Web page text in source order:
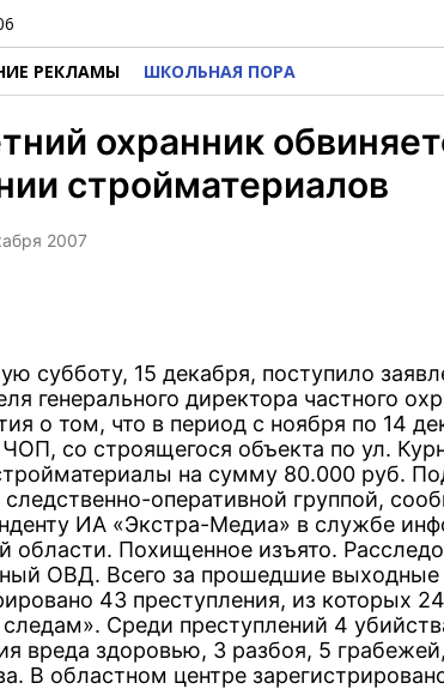
РЕКЛАМЫ ШКОЛЬНАЯ ПОРА
охранник
стройматериалов
2007
субботу, 15 декабря, поступило
генерального директора частного
о том, что в период с ноября по 14
со строящегося объекта по ул.
на сумму 80.000 руб.
оперативной группой,
ИА «Экстра-Медиа» в службе
области. Похищенное изъято.
ОВД. Всего за прошедшие выходные
43 преступления, из которых
Среди преступлений 4
вреда здоровью, 3 разбоя, 5
В областном центре